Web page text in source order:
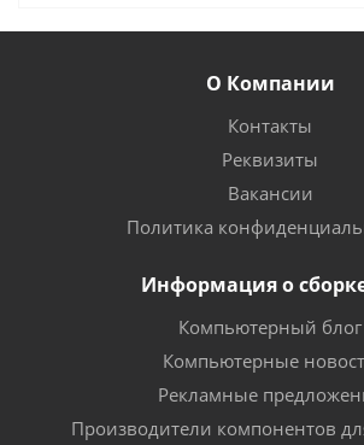
О Компании
Контакты
Реквизиты
Вакансии
Политика
Информация о
Компьютерный блог
Компьютерные
Рекламные
Производители компонентов